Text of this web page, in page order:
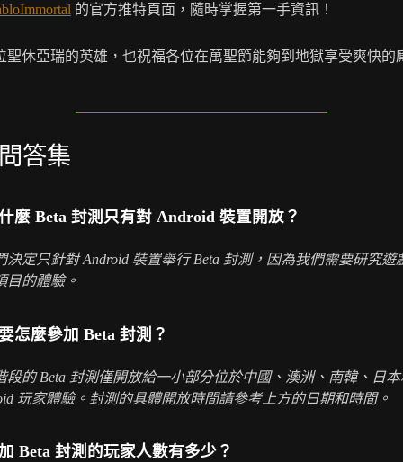
的官方推特頁面，隨時掌握第一手資訊！
聖休亞瑞的英雄，也祝福各位在萬聖節能夠到地獄享受爽快的
答集
麼 Beta 封測只有對 Android 裝置開放？
決定只針對 Android 裝置舉行 Beta 封測，因為我們需要研究遊
目的體驗。
怎麼參加 Beta 封測？
段的 Beta 封測僅開放給一小部分位於中國、澳洲、南韓、日
玩家體驗。封測的具體開放時間請參考上方的日期和時間。
Beta 封測的玩家人數有多少？